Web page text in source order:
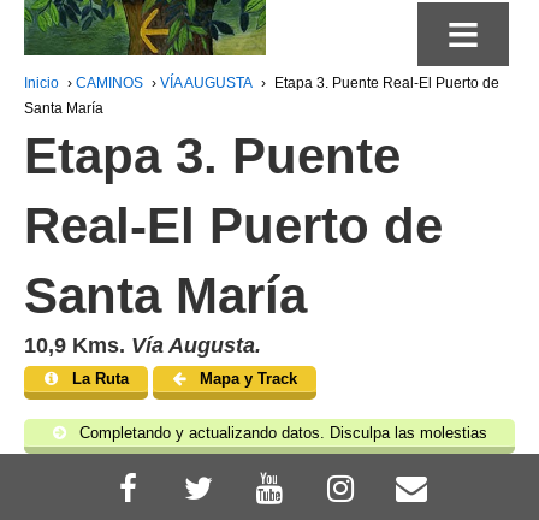
≡
Inicio › CAMINOS › VÍA AUGUSTA ›
Etapa 3. Puente Real-El Puerto de
Santa María
Etapa 3. Puente
Real-El Puerto de
Santa María
10,9 Kms. Vía Augusta.
La Ruta Mapa y Track
Completando y actualizando datos. Disculpa las molestias